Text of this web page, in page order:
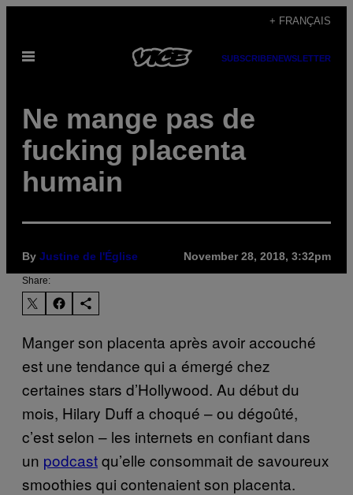
content
+ FRANÇAIS
Open
SUBSCRIBENEWSLETTER
Ne mange pas de
fucking placenta
humain
By Justine de l'Église November 28, 2018, 3:32pm
Share:
Manger son placenta après avoir accouché
est une tendance qui a émergé chez
certaines stars d’Hollywood. Au début du
mois, Hilary Duff a choqué – ou dégoûté,
c’est selon – les internets en confiant dans
un podcastqu’elle consommait de savoureux
smoothies qui contenaient son placenta.